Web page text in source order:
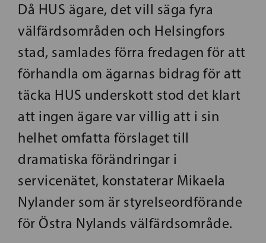
Då HUS ägare, det vill säga fyra
välfärdsområden och Helsingfors
stad, samlades förra fredagen för att
förhandla om ägarnas bidrag för att
täcka HUS underskott stod det klart
att ingen ägare var villig att i sin
helhet omfatta förslaget till
dramatiska förändringar i
servicenätet, konstaterar Mikaela
Nylander som är styrelseordförande
för Östra Nylands välfärdsområde.